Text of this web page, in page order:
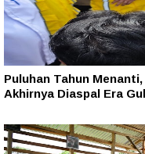
Puluhan Tahun
Akhirnya Diaspal Era